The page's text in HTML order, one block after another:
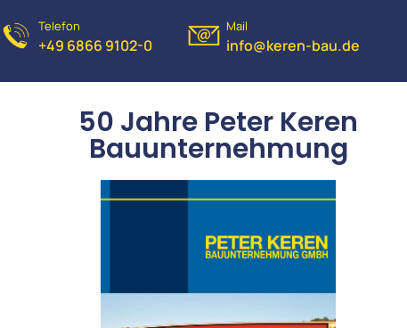
Telefon
+49 6866 9102-0
Mail
info@keren-bau.de
50 Jahre Peter Keren
Bauunternehmung